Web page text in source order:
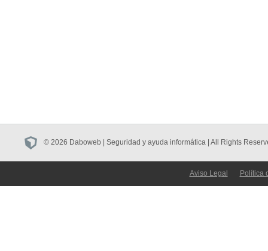
© 2026 Daboweb | Seguridad y ayuda informática | All Rights
Aviso Legal Política